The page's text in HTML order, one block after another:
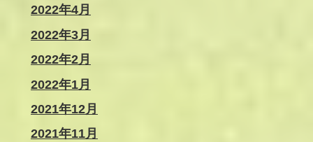
2022年4月
2022年3月
2022年2月
2022年1月
2021年12月
2021年11月